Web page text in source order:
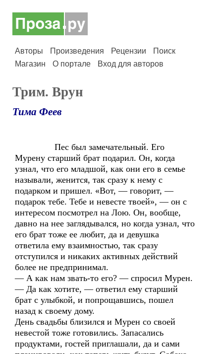
Авторы Произведения Рецензии
Поиск
Магазин
О портале Вход для авторов
Трим. Врун
Тима Феев
Пес был замечательный. Его
Мурену старший брат подарил. Он, когда
узнал, что его младшой, как они его в семье
называли, женится, так сразу к нему с
подарком и пришел. «Вот, — говорит, —
подарок тебе. Тебе и невесте твоей», — он с
интересом посмотрел на Лою. Он, вообще,
давно на нее заглядывался, но когда узнал, что
его брат тоже ее любит, да и девушка
ответила ему взаимностью, так сразу
отступился и никаких активных действий
более не предпринимал.
— А как нам звать-то его? — спросил Мурен.
— Да как хотите, — ответил ему старший
брат с улыбкой, и попрощавшись, пошел
назад к своему дому.
День свадьбы близился и Мурен со своей
невестой тоже готовились. Запасались
продуктами, гостей приглашали, да и сами